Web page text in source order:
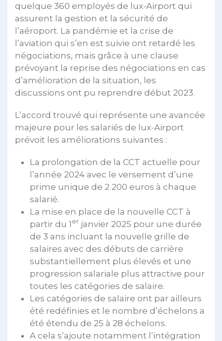
quelque 360 employés de lux-Airport qui
assurent la gestion et la sécurité de
l’aéroport. La pandémie et la crise de
l’aviation qui s’en est suivie ont retardé les
négociations, mais grâce à une clause
prévoyant la reprise des négociations en cas
d’amélioration de la situation, les
discussions ont pu reprendre début 2023.
L’accord trouvé qui représente une avancée
majeure pour les salariés de lux-Airport
prévoit les améliorations suivantes :
La prolongation de la CCT actuelle pour
l’année 2024 avec le versement d’une
prime unique de 2 200 euros à chaque
salarié.
La mise en place de la nouvelle CCT à
partir du 1 er janvier 2025 pour une durée
de 3 ans incluant la nouvelle grille de
salaires avec des débuts de carrière
substantiellement plus élevés et une
progression salariale plus attractive pour
toutes les catégories de salaire.
Les catégories de salaire ont par ailleurs
été redéfinies et le nombre d’échelons a
été étendu de 25 à 28 échelons.
A cela s’ajoute notamment l’intégration